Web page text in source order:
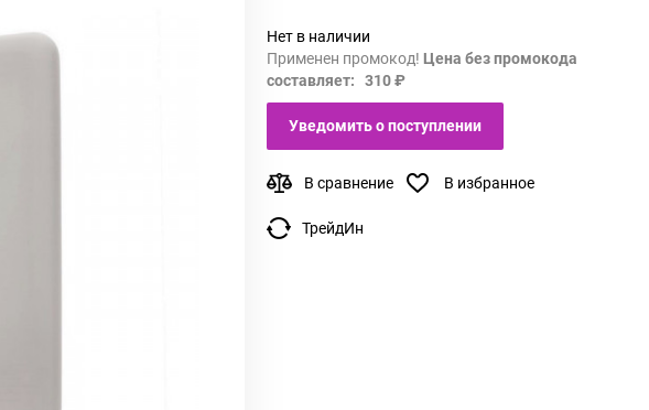
Нет в наличии
Применен промокод! Цена без промокода
составляет: 310 ₽
Уведомить о поступлении
В сравнение В избранное
ТрейдИн